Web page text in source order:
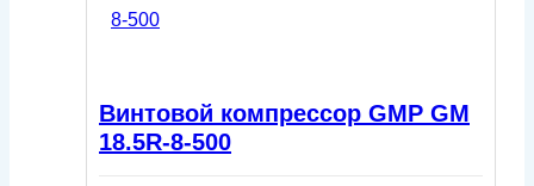
Винтовой компрессор GMP GM
18.5R-8-500